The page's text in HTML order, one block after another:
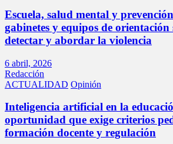
Escuela, salud mental y
gabinetes y equipos de orientación
detectar y abordar la violencia
6 abril, 2026
Redacción
ACTUALIDAD Opinión
Inteligencia artificial en la
oportunidad que exige criterios
formación docente y regulación